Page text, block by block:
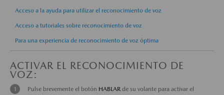
Acceso a la ayuda para utilizar el reconocimiento de voz
Acceso a tutoriales sobre reconocimiento de voz
Para una experiencia de reconocimiento de voz óptima
ACTIVAR EL RECONOCIMIENTO DE
VOZ:
Pulse brevemente el botón HABLARde su volante para activar el